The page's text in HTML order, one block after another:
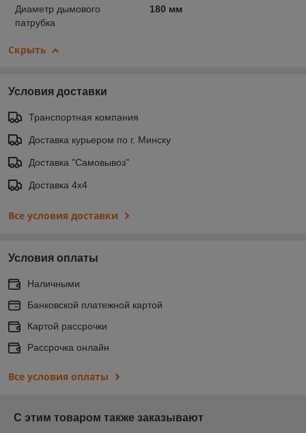
Диаметр дымового
патрубка
180 мм
Скрыть
Условия доставки
Транспортная компания
Доставка курьером по г. Минску
Доставка "Самовывоз"
Доставка 4х4
Все условия доставки
Условия оплаты
Наличными
Банковской платежной картой
Картой рассрочки
Рассрочка онлайн
Все условия оплаты
С этим товаром также заказывают